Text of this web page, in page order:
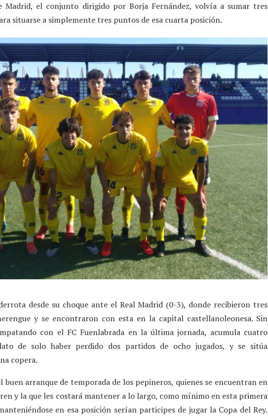
Madrid, el conjunto dirigido por Borja Fernández, volvía a sumar tres
situarse a simplemente tres puntos de esa cuarta posición.
desde su choque ante el Real Madrid (0-3), donde recibieron tres
y se encontraron con esta en la capital castellanoleonesa. Sin
con el FC Fuenlabrada en la última jornada, acumula cuatro
de solo haber perdido dos partidos de ocho jugados, y se sitúa
copera.
buen arranque de temporada de los pepineros, quienes se encuentran en
y la que les costará mantener a lo largo, como mínimo en esta primera
en esa posición serían participes de jugar la Copa del Rey.